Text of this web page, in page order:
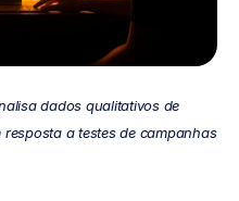
dados qualitativos de
a testes de campanhas